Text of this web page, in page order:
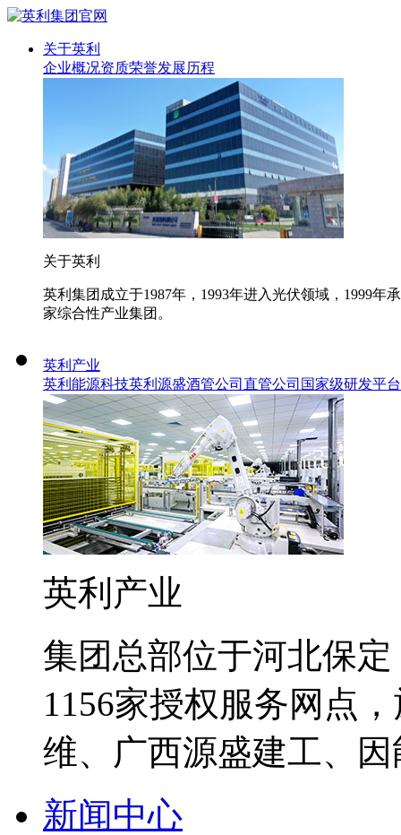
关于英利
企业概况资质荣誉发展历程
关于英利
英利集团成立于1987年，1993年进入光伏领域，1999
家综合性产业集团。
英利产业
英利能源科技英利源盛酒管公司 直管公司 国家级研发平台
英利产业
集团总部位于河北保
1156家授权服务网点
维、广西源盛建工、
新闻中心